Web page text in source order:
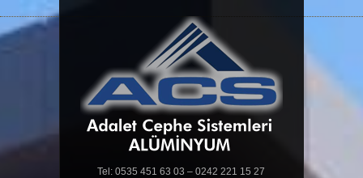
Tel: 0535 451 63 03 – 0242 221 15 27